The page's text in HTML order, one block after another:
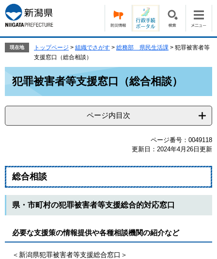
ー
ジ
の
で
す。
ニ
ュ
ー
ば
本
文
現在地 トップページ > 組織でさがす > 総務部 県民生活課 > 犯罪被害者等
支援窓口（総合相談）
犯罪被害者等支援窓口（総合相談）
ページ内目次
ページ番号：0049118
更新日：2024年4月26日更新
総合相談
県・市町村の犯罪被害者等支援総合的対応窓口
必要な支援策の情報提供や各種相談機関の紹介など
＜新潟県犯罪被害者等支援総合窓口＞